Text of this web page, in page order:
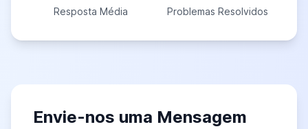
Resposta Média Problemas Resolvidos
Envie-nos uma Mensagem